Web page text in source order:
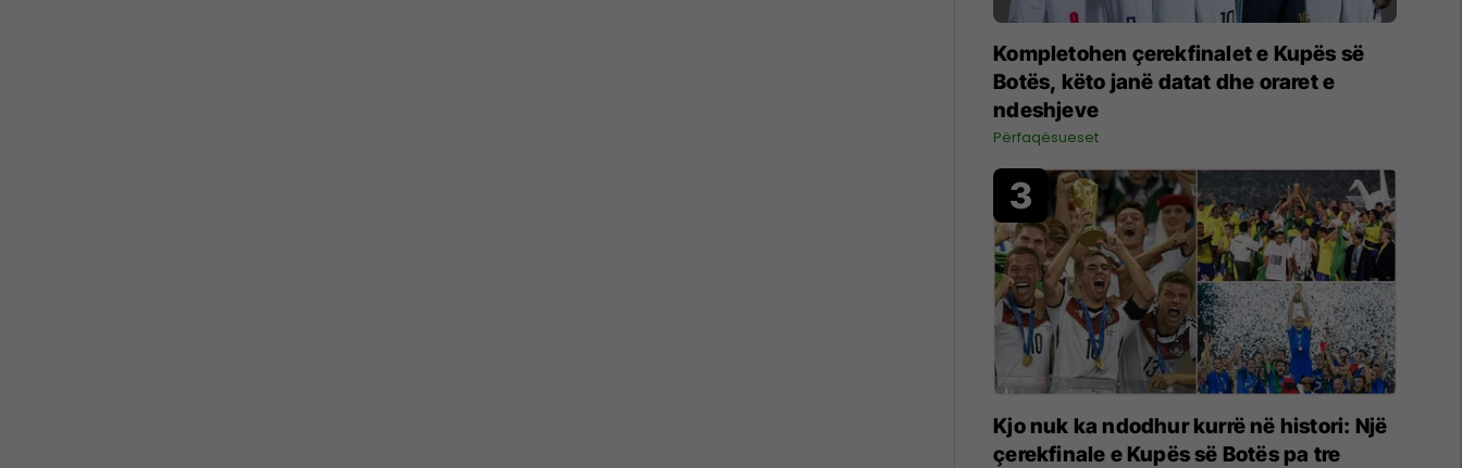
Kompletohen çerekfinalet e Kupës së
Botës, këto janë datat dhe oraret e
ndeshjeve
Përfaqësueset
Kjo nuk ka ndodhur kurrë në histori: Një
çerekfinale e Kupës së Botës pa tre